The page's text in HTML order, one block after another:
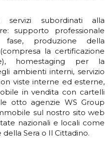
servizi subordinati alla
supporto professionale
produzione della
la certificazione
homestaging per la
ambienti interni, servizio
viste interne ed esterne,
in vendita con cartelli
otto agenzie WS Group
sul nostro sito web
nazionali e locali come
Sera o Il Cittadino.